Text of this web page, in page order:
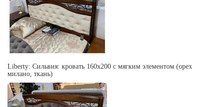
Liberty: Сильвия: кровать 160х200 с мягким элементом (орех
милано, ткань)